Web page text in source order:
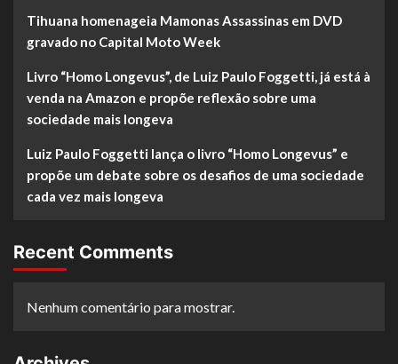
Tihuana homenageia Mamonas Assassinas em DVD
gravado no Capital Moto Week
Livro “Homo Longevus”, de Luiz Paulo Foggetti, já está à
venda na Amazon e propõe reflexão sobre uma
sociedade mais longeva
Luiz Paulo Foggetti lança o livro “Homo Longevus” e
propõe um debate sobre os desafios de uma sociedade
cada vez mais longeva
Recent Comments
Nenhum comentário para mostrar.